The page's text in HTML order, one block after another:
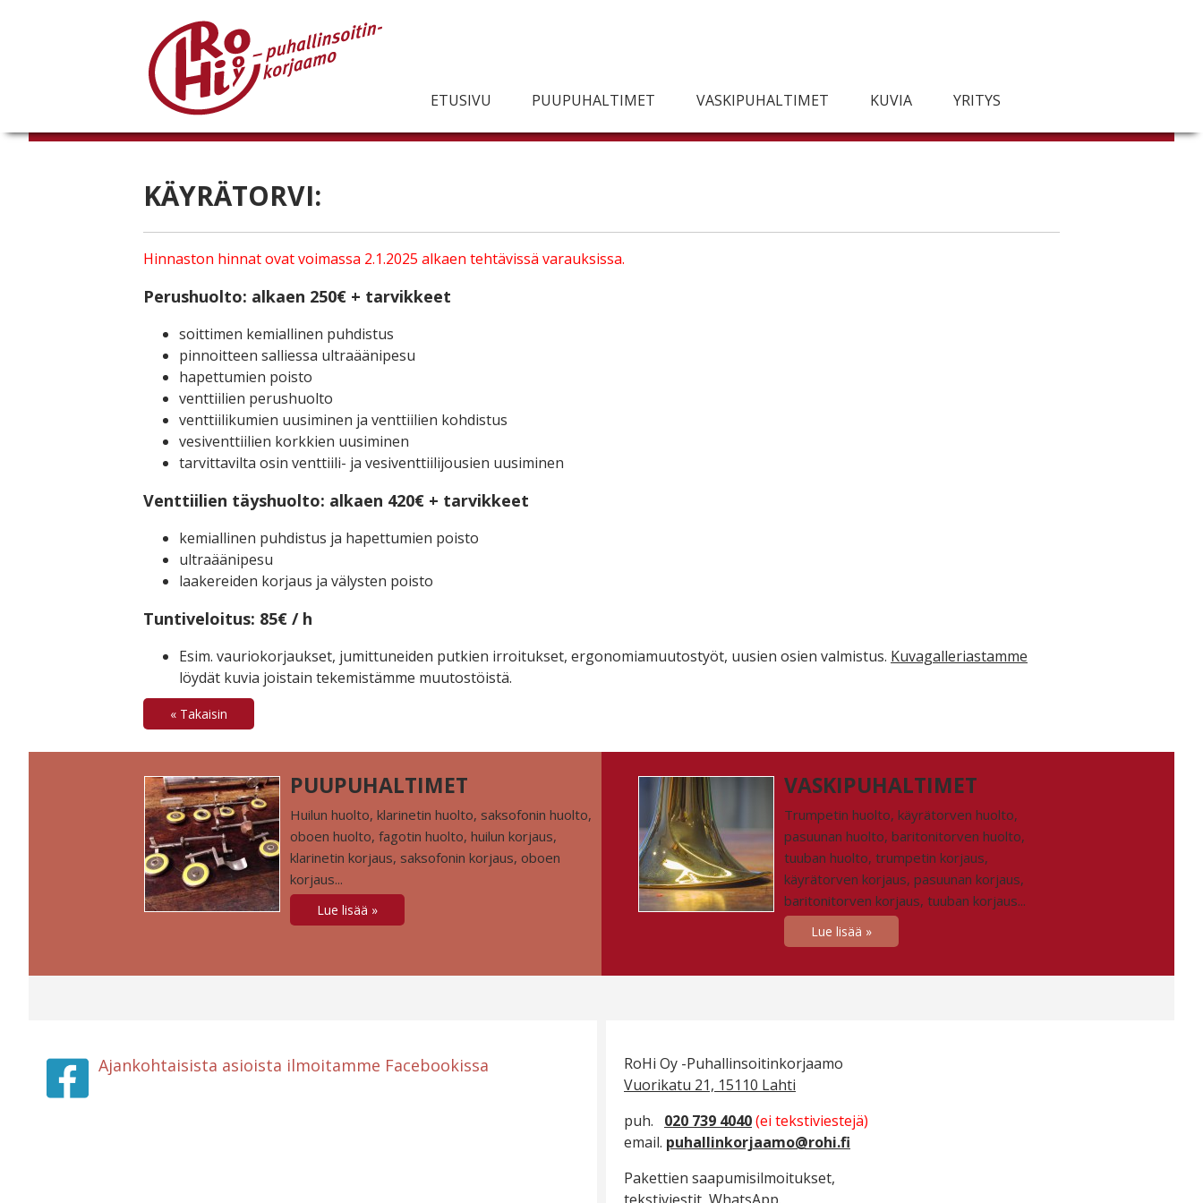
ETUSIVU PUUPUHALTIMET VASKIPUHALTIMET KUVIA YRITYS
KÄYRÄTORVI:
Hinnaston hinnat ovat voimassa 2.1.2025 alkaen tehtävissä varauksissa.
Perushuolto: alkaen 250€ + tarvikkeet
soittimen kemiallinen puhdistus
pinnoitteen salliessa ultraäänipesu
hapettumien poisto
venttiilien perushuolto
venttiilikumien uusiminen ja venttiilien kohdistus
vesiventtiilien korkkien uusiminen
tarvittavilta osin venttiili- ja vesiventtiilijousien uusiminen
Venttiilien täyshuolto: alkaen 420€ + tarvikkeet
kemiallinen puhdistus ja hapettumien poisto
ultraäänipesu
laakereiden korjaus ja välysten poisto
Tuntiveloitus: 85€ / h
Esim. vauriokorjaukset, jumittuneiden putkien irroitukset, ergonomiamuutostyöt, uusien osien valmistus. Kuvagalleriastamme
löydät kuvia joistain tekemistämme muutostöistä.
« Takaisin
PUUPUHALTIMET
Huilun huolto, klarinetin huolto, saksofonin huolto,
oboen huolto, fagotin huolto, huilun korjaus,
klarinetin korjaus, saksofonin korjaus, oboen
korjaus...
Lue lisää
VASKIPUHALTIMET
Trumpetin huolto, käyrätorven huolto,
pasuunan huolto, baritonitorven huolto,
tuuban huolto, trumpetin korjaus,
käyrätorven korjaus, pasuunan korjaus,
baritonitorven korjaus, tuuban korjaus...
Lue lisää
Ajankohtaisista asioista ilmoitamme Facebookissa
RoHi Oy -Puhallinsoitinkorjaamo
Vuorikatu 21, 15110 Lahti
puh. 020 739 4040(ei tekstiviestejä)
email. puhallinkorjaamo@rohi.fi
Pakettien saapumisilmoitukset,